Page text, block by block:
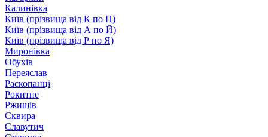
Калинівка
Київ (прізвища від К по П)
Київ (прізвища від А по Й)
Київ (прізвища від Р по Я)
Миронівка
Обухів
Переяслав
Раскопанці
Рокитне
Ржищів
Сквира
Славутич